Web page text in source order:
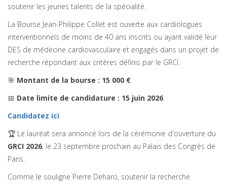
soutenir les jeunes talents de la spécialité.
La Bourse Jean-Philippe Collet est ouverte aux cardiologues
interventionnels de moins de 40 ans inscrits ou ayant validé leur
DES de médecine cardiovasculaire et engagés dans un projet de
recherche répondant aux critères définis par le GRCI.
🎯 Montant de la bourse : 15 000 €
📅 Date limite de candidature : 15 juin 2026
Candidatez ici
🏆 Le lauréat sera annoncé lors de la cérémonie d'ouverture du
GRCI 2026, le 23 septembre prochain au Palais des Congrès de
Paris.
Comme le souligne Pierre Deharo, soutenir la recherche